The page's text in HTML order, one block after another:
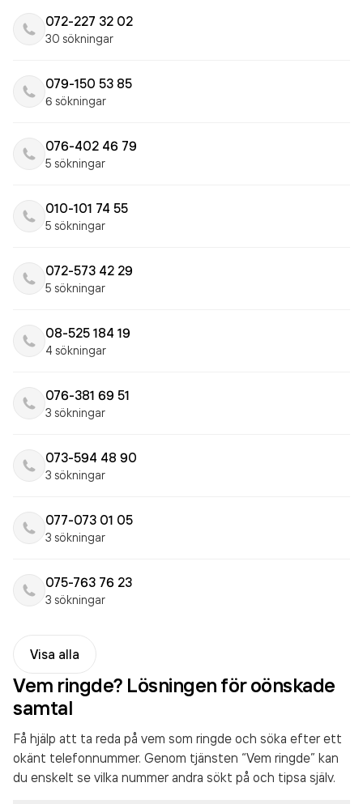
072-227 32 02
30 sökningar
079-150 53 85
6 sökningar
076-402 46 79
5 sökningar
010-101 74 55
5 sökningar
072-573 42 29
5 sökningar
08-525 184 19
4 sökningar
076-381 69 51
3 sökningar
073-594 48 90
3 sökningar
077-073 01 05
3 sökningar
075-763 76 23
3 sökningar
Visa alla
Vem ringde? Lösningen för oönskade
samtal
Få hjälp att ta reda på vem som ringde och söka efter ett
okänt telefonnummer. Genom tjänsten “Vem ringde” kan
du enskelt se vilka nummer andra sökt på och tipsa själv.